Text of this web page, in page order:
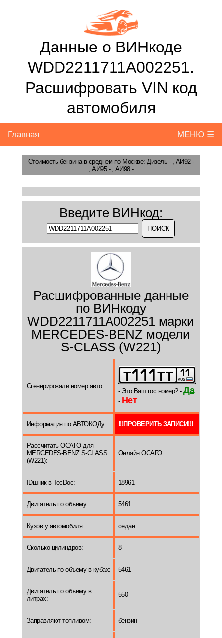
Данные о ВИНкоде
WDD2211711A002251.
Расшифровать VIN код
автомобиля
Главная МЕНЮ ☰
Стоимость бензинав среднем по Москве: Дизель - , АИ92 -
, АИ95 - , АИ98 -
Введите ВИНкод:
Расшифрованные данные
по ВИНкоду
WDD2211711A002251 марки
MERCEDES-BENZ модели
S-CLASS (W221)
Сгенерировали номер авто:
- Это Ваш гос номер? - Да
- Нет
Информация по АВТОКОДу: !!!ПРОВЕРИТЬ ЗАПИСИ!!!
Рассчитать ОСАГО для
MERCEDES-BENZ S-CLASS
(W221):
Онлайн ОСАГО
IDшник в TecDoc: 18961
Двигатель по объему: 5461
Кузов у автомобиля: седан
Сколько цилиндров: 8
Двигатель по объему в кубах: 5461
Двигатель по объему в
литрах:
550
Заправляют топливом: бензин